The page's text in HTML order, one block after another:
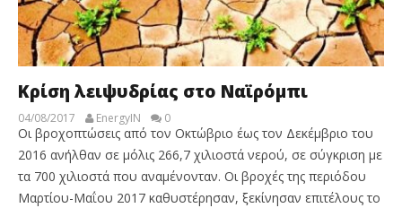
Κρίση λειψυδρίας στο Ναϊρόμπι
04/08/2017 EnergyIN 0
Οι βροχοπτώσεις από τον Οκτώβριο έως τον Δεκέμβριο του
2016 ανήλθαν σε μόλις 266,7 χιλιοστά νερού, σε σύγκριση με
τα 700 χιλιοστά που αναμένονταν. Οι βροχές της περιόδου
Μαρτίου-Μαΐου 2017 καθυστέρησαν, ξεκίνησαν επιτέλους το